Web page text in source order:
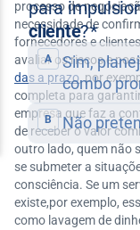
processo de
necessidade de
fornecedores e
avaliar os riscos e
das a prazo, por
completa para
empresa que faz a
de receber o valor
outro lado, quem não
se submeter a
consciência. Se um
existe,por exemplo,
como lavagem de